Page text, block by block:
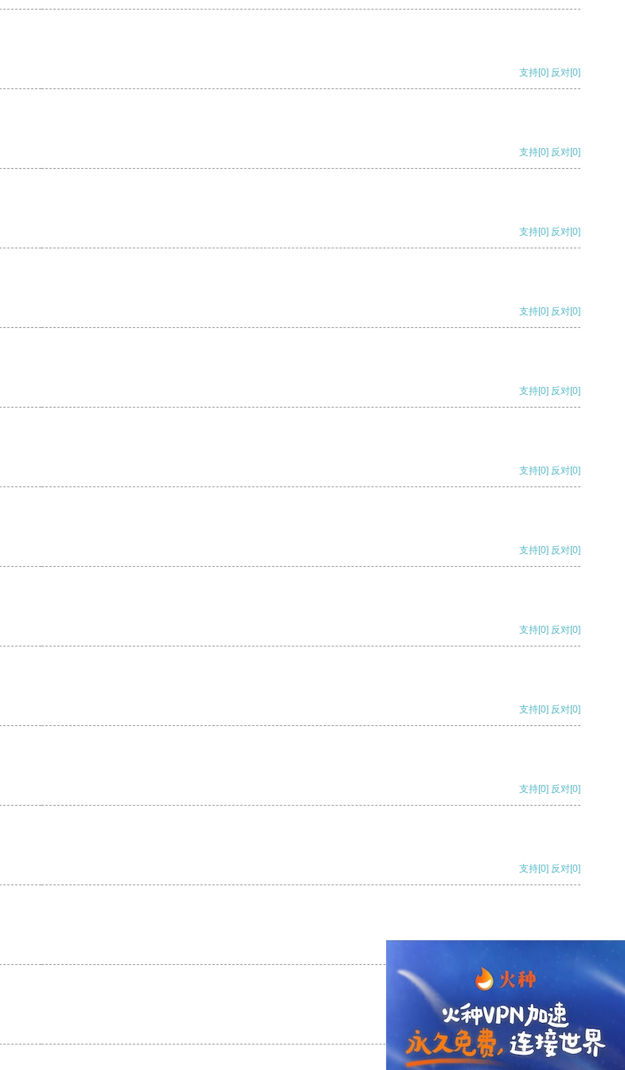
支持[0] 反对[0]
支持[0] 反对[0]
支持[0] 反对[0]
支持[0] 反对[0]
支持[0] 反对[0]
支持[0] 反对[0]
支持[0] 反对[0]
支持[0] 反对[0]
支持[0] 反对[0]
支持[0] 反对[0]
支持[0] 反对[0]
支持 [0] 反对 [0]